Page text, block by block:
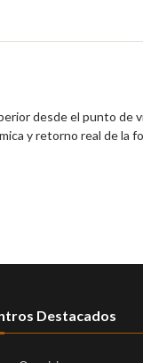
desde el punto
y retorno real de la
Destacados